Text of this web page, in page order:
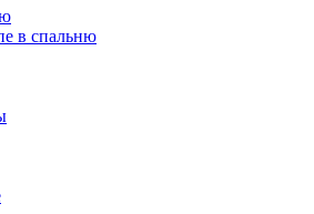
в спальню